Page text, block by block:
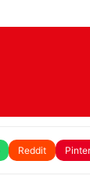
Reddit